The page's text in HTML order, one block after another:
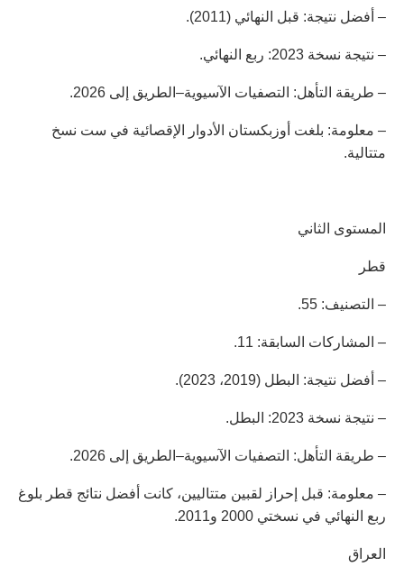
– أفضل نتيجة: قبل النهائي (2011).
– نتيجة نسخة 2023: ربع النهائي.
– طريقة التأهل: التصفيات الآسيوية–الطريق إلى 2026.
– معلومة: بلغت أوزبكستان الأدوار الإقصائية في ست نسخ
متتالية.
المستوى الثاني
قطر
– التصنيف: 55.
– المشاركات السابقة: 11.
– أفضل نتيجة: البطل (2019، 2023).
– نتيجة نسخة 2023: البطل.
– طريقة التأهل: التصفيات الآسيوية–الطريق إلى 2026.
– معلومة: قبل إحراز لقبين متتاليين، كانت أفضل نتائج قطر بلوغ
ربع النهائي في نسختي 2000 و2011.
العراق